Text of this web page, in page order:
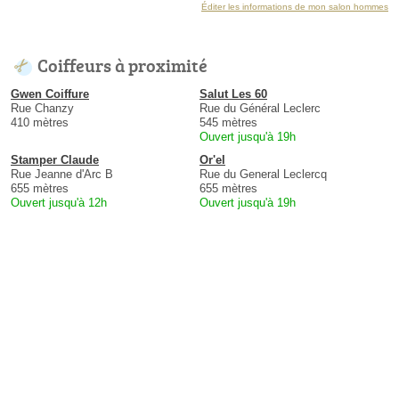
Éditer les informations de mon salon hommes
Coiffeurs à proximité
Gwen Coiffure
Rue Chanzy
410 mètres
Salut Les 60
Rue du Général Leclerc
545 mètres
Ouvert jusqu'à 19h
Stamper Claude
Rue Jeanne d'Arc B
655 mètres
Ouvert jusqu'à 12h
Or'el
Rue du General Leclercq
655 mètres
Ouvert jusqu'à 19h